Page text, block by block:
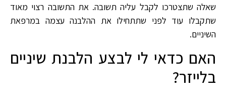
שאלה שתצטרכו לקבל עליה תשובה. את התשובה רצוי מאוד
שתקבלו עוד לפני שתתחילו את ההלבנה עצמה במרפאת
השיניים.
האם כדאי לי לבצע הלבנת שיניים
בלייזר?